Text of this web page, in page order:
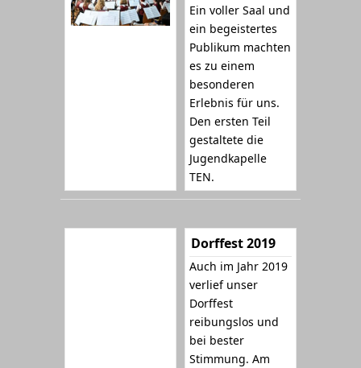
Ein voller Saal und
ein begeistertes
Publikum machten
es zu einem
besonderen
Erlebnis für uns.
Den ersten Teil
gestaltete die
Jugendkapelle
TEN.
Dorffest 2019
Auch im Jahr 2019
verlief unser
Dorffest
reibungslos und
bei bester
Stimmung. Am